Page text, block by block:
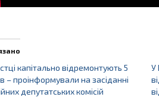
капітально відремонтують 5
– проінформували на засіданні
депутатських комісій
У